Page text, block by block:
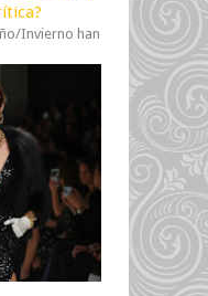
Invierno han